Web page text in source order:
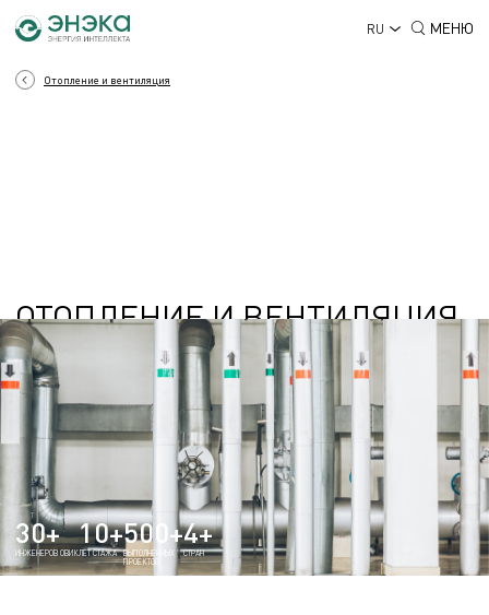
RU МЕНЮ
Отопление и вентиляция
ОТОПЛЕНИЕ И ВЕНТИЛЯЦИЯ
30+
ИНЖЕНЕРОВ ОВИК
10+
ЛЕТ СТАЖА
500+
ВЫПОЛНЕННЫХ
ПРОЕКТОВ
4+
СТРАН